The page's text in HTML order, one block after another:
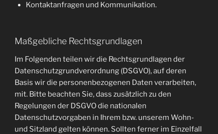
Kontaktanfragen und Kommunikation.
Maßgebliche Rechtsgrundlagen
Im Folgenden teilen wir die Rechtsgrundlagen der
Datenschutzgrundverordnung (DSGVO), auf deren
Basis wir die personenbezogenen Daten verarbeiten,
mit. Bitte beachten Sie, dass zusätzlich zu den
Regelungen der DSGVO die nationalen
Datenschutzvorgaben in Ihrem bzw. unserem Wohn-
und Sitzland gelten können. Sollten ferner im Einzelfall